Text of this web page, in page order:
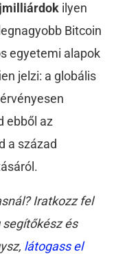
ilyen
Bitcoin
egyetemi alapok
jelzi: a globális
ebből az
a század
Iratkozz fel
és
látogass el